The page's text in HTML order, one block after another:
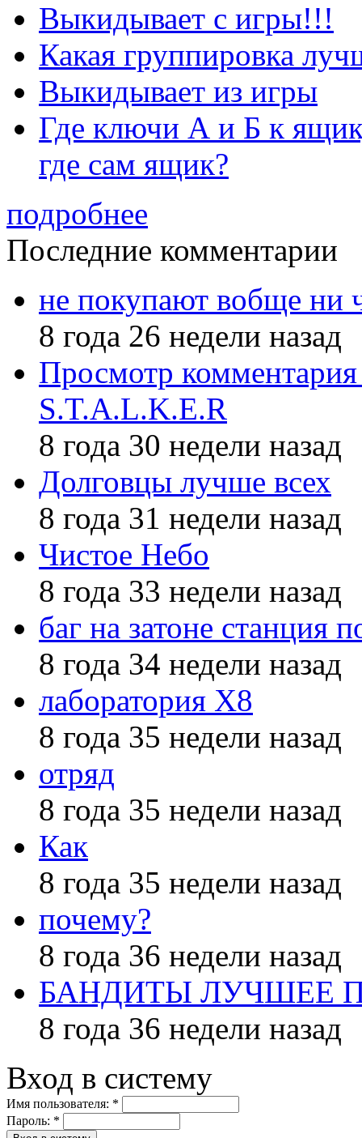
Выкидывает с игры!!!
Какая группировка
Выкидывает из игры
Где ключи А и Б к
где сам ящик?
подробнее
Последние комментарии
не покупают вобще ни
8 года 26 недели назад
Просмотр
S.T.A.L.K.E.R
8 года 30 недели назад
Долговцы лучше всех
8 года 31 недели назад
Чистое Небо
8 года 33 недели назад
баг на затоне станция
8 года 34 недели назад
лаборатория X8
8 года 35 недели назад
отряд
8 года 35 недели назад
Как
8 года 35 недели назад
почему?
8 года 36 недели назад
БАНДИТЫ ЛУЧШЕЕ
8 года 36 недели назад
Вход в систему
Имя пользователя: *
Пароль: *